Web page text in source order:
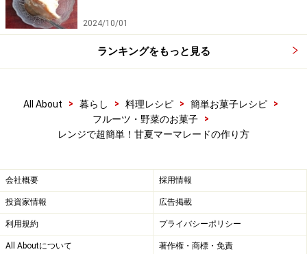
煮沸消毒した保存容器に入れ、完成です。冷暗所で保管
し、開封したら冷蔵庫で保存、できるだけ早く食べきる
ようにしてください。
2024/10/01
ランキングをもっと見る
All About > 暮らし > 料理レシピ > 簡単お菓子レシピ
>
フルーツ・野菜のお菓子
>
レンジで超簡単！甘夏マーマレードの作り方
会社概要 採用情報
投資家情報 広告掲載
利用規約 プライバシーポリシー
All Aboutについて 著作権・商標・免責